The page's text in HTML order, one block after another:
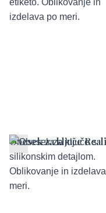
Obesek za ključe